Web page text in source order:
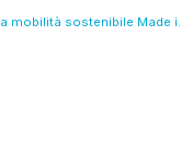
Ecco Mimì, il